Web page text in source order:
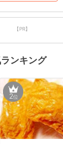
【PR】
ンキング
2位